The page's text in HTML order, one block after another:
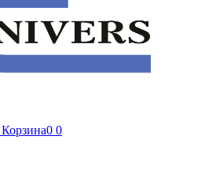
Корзина0 0